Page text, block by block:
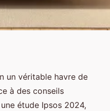
guide vers un
et pratique
un véritable havre de
à des conseils
étude Ipsos 2024,